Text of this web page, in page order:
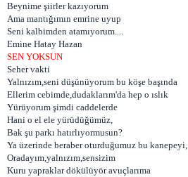
Beynime şiirler kazıyorum
Ama mantığımın emrine uyup
Seni kalbimden atamıyorum....
Emine Hatay Hazan
SEN YOKSUN
Seher vakti
Yalnızım,seni düşünüyorum bu köşe başında
Ellerim cebimde,dudaklarım'da hep o ıslık
Yürüyorum şimdi caddelerde
Hani o el ele yürüdüğümüz,
Bak şu parkı hatırlıyormusun?
Ya üzerinde beraber oturduğumuz bu kanepeyi,
Oradayım,yalnızım,sensizim
Kuru yapraklar dökülüyör avuçlarıma